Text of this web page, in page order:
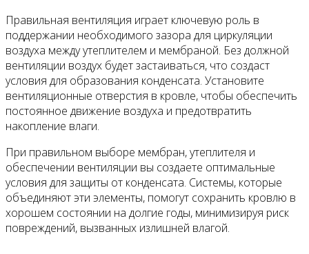
Правильная вентиляция играет ключевую роль в
поддержании необходимого зазора для циркуляции
воздуха между утеплителем и мембраной. Без должной
вентиляции воздух будет застаиваться, что создаст
условия для образования конденсата. Установите
вентиляционные отверстия в кровле, чтобы обеспечить
постоянное движение воздуха и предотвратить
накопление влаги.
При правильном выборе мембран, утеплителя и
обеспечении вентиляции вы создаете оптимальные
условия для защиты от конденсата. Системы, которые
объединяют эти элементы, помогут сохранить кровлю в
хорошем состоянии на долгие годы, минимизируя риск
повреждений, вызванных излишней влагой.